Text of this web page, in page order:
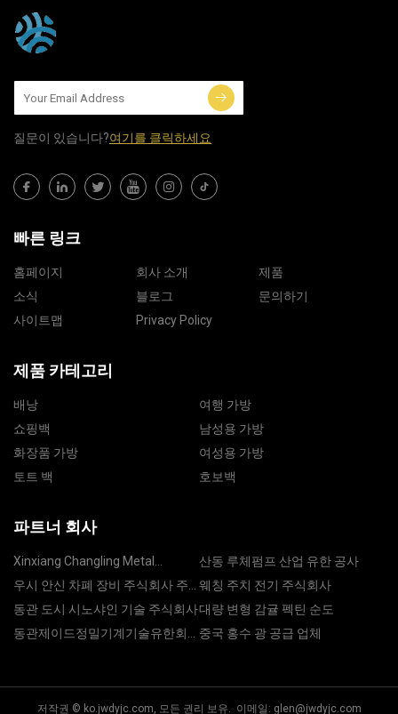
질문이 있습니다?여기를 클릭하세요
빠른 링크
홈페이지 회사 소개
제품
소식
블로그
문의하기
사이트맵
Privacy Policy
제품 카테고리
배낭
여행 가방
쇼핑백
남성용 가방
화장품 가방
여성용 가방
토트 백
호보백
파트너 회사
Xinxiang Changling Metal
Products Co., Ltd
산동 루체펌프 산업 유한 공사
우시 안신 차폐 장비 주식회사 주
식회사
웨칭 주치 전기 주식회사
동관 도시 시노샤인 기술 주식회사대량 변형 감귤 펙틴 순도
동관제이드정밀기계기술유한회
중국 홍수 광 공급 업체
저작권 © ko.jwdyjc.com, 모든 권리 보유. 이메일: glen@jwdyjc.com